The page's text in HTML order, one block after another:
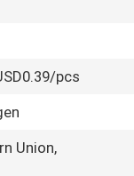
pcs
Union,